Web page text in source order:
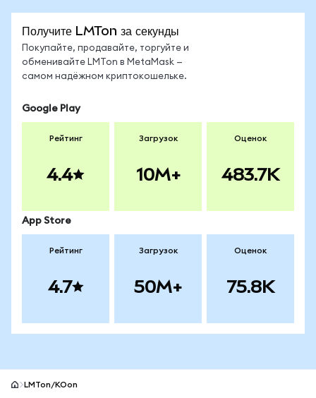
Получите LMTon за секунды
Покупайте, продавайте, торгуйте и
обменивайте LMTon в MetaMask —
самом надёжном криптокошельке.
Google Play
Рейтинг
4.4
Загрузок
10M+
Оценок
483.7K
App Store
Рейтинг
4.7
Загрузок
50M+
Оценок
75.8K
LMTon/KOon